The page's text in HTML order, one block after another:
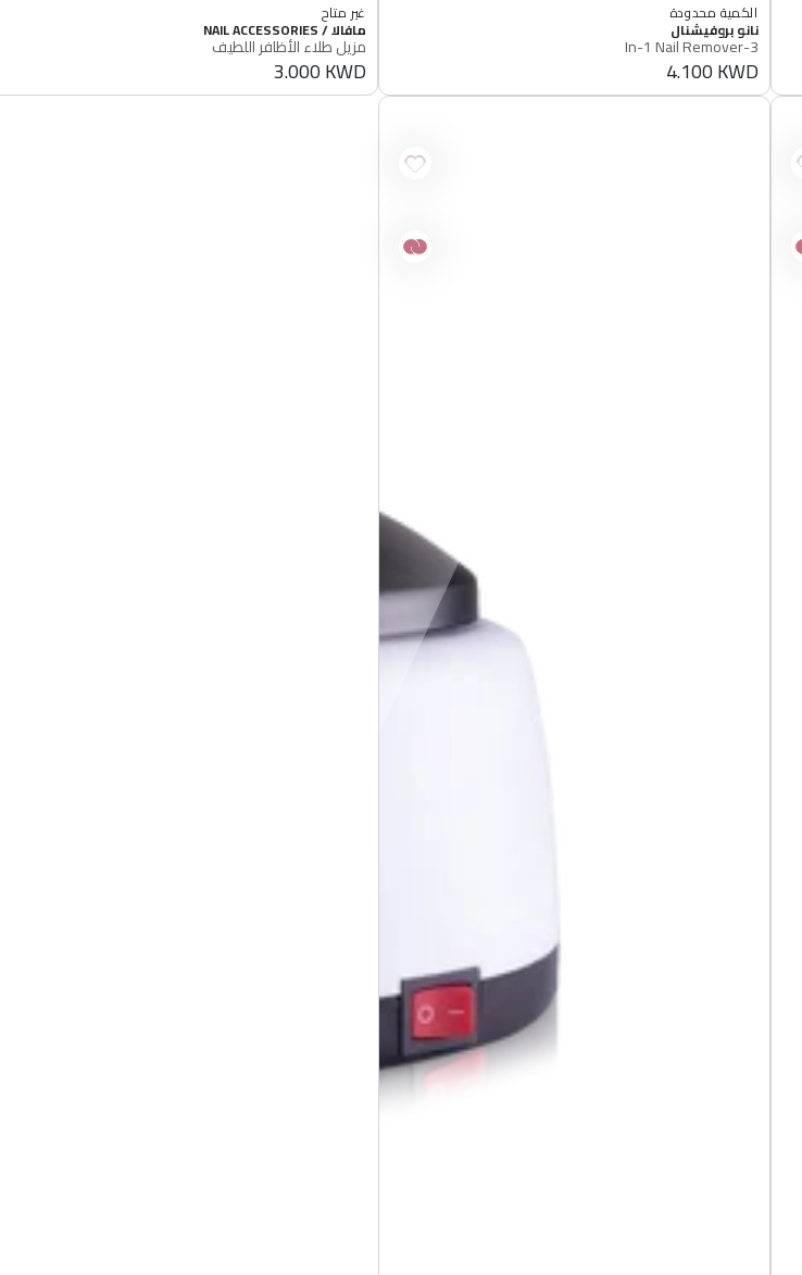
3-
In-
Nail
أصلي 100%
الكمية محدودة
أصلي 100%
البائع
نانو بروفيشنال
3-In-1 Nail Remover
سعر
عادي
4.100 KWD
مزيل
طلاء
الأظافر
اللطيف
أصلي 100%
غير متاح
أصلي 100%
البائع
مافالا / NAIL ACCESSORIES
مزيل طلاء الأظافر اللطيف
سعر
عادي
3.000 KWD